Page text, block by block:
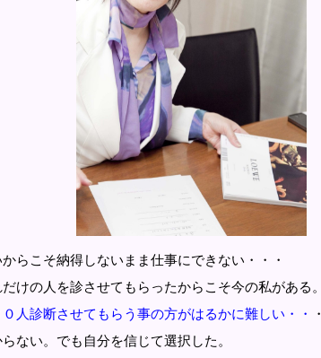
らこそ納得しないまま仕事にできない・・・
けの人を診させてもらったからこそ今の私がある。
人診断させてもらう事の方がはるかに難しい・・
・
ない。でも自分を信じて選択した。